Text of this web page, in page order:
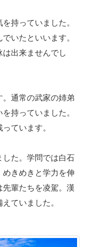
持っていました。
いたといいます。
出来ませんでし
通常の武家の姉弟
持っていました。
ています。
した。学問では白石
きめきと学力を伸
輩たちを凌駕。漢
ていました。